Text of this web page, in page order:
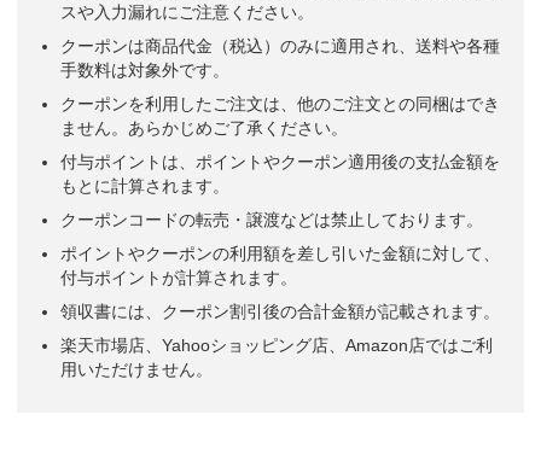
スや入力漏れにご注意ください。
クーポンは商品代金（税込）のみに適用され、送料や各種
手数料は対象外です。
クーポンを利用したご注文は、他のご注文との同梱はでき
ません。あらかじめご了承ください。
付与ポイントは、ポイントやクーポン適用後の支払金額を
もとに計算されます。
クーポンコードの転売・譲渡などは禁止しております。
ポイントやクーポンの利用額を差し引いた金額に対して、
付与ポイントが計算されます。
領収書には、クーポン割引後の合計金額が記載されます。
楽天市場店、Yahooショッピング店、Amazon店ではご利
用いただけません。